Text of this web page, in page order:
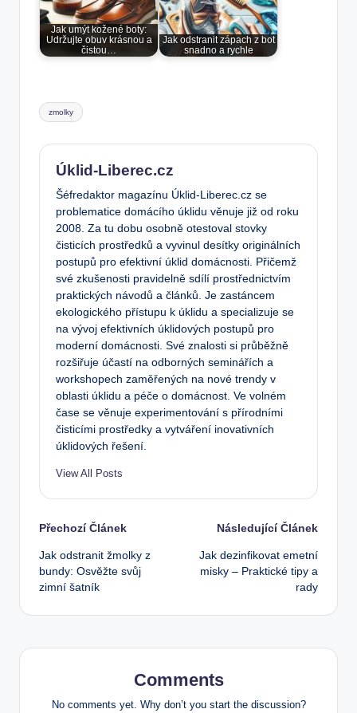
Jak umýt kožené boty:
Udržujte obuv krásnou a
čistou…
Jak odstranit zápach z bot
snadno a rychle
Tags:
zmolky
Úklid-Liberec.cz
Šéfredaktor magazínu Úklid-Liberec.cz se
problematice domácího úklidu věnuje již od roku
2008. Za tu dobu osobně otestoval stovky
čisticích prostředků a vyvinul desítky originálních
postupů pro efektivní úklid domácnosti. Přičemž
své zkušenosti pravidelně sdílí prostřednictvím
praktických návodů a článků. Je zastáncem
ekologického přístupu k úklidu a specializuje se
na vývoj efektivních úklidových postupů pro
moderní domácnosti. Své znalosti si průběžně
rozšiřuje účastí na odborných seminářích a
workshopech zaměřených na nové trendy v
oblasti úklidu a péče o domácnost. Ve volném
čase se věnuje experimentování s přírodními
čisticími prostředky a vytváření inovativních
úklidových řešení.
View All Posts
Post
navigation
Přechozí Článek
Jak odstranit žmolky z
bundy: Osvěžte svůj
zimní šatník
Následující Článek
Jak dezinfikovat emetní
misky – Praktické tipy a
rady
Comments
No comments yet. Why don’t you start the discussion?